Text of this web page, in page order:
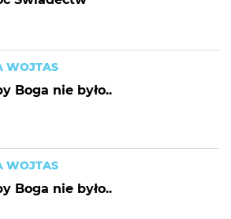
WOJTAS
Boga nie było..
WOJTAS
Boga nie było..